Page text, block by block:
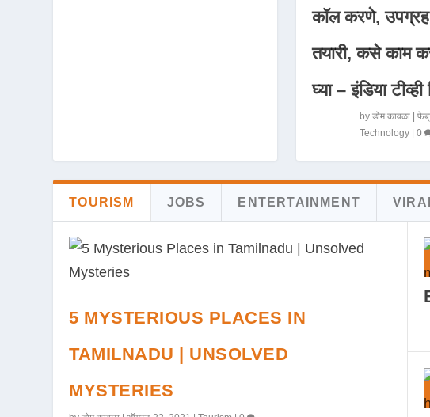
कॉल करणे,
तयारी, कसे काम
घ्या – इंडिया टीव्ही
by डोम कावळा|
Technology| 0
TOURISM JOBS ENTERTAINMENT
5 MYSTERIOUS PLACES IN
TAMILNADU | UNSOLVED
MYSTERIES